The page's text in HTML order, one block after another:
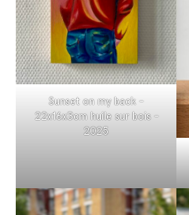
Sunset on my back –
22x16x3cm huile sur bois –
2025